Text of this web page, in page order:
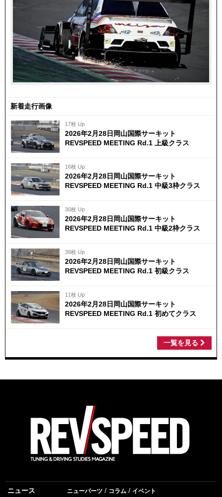
新着走行画像
17枚 Up
2026年2月28日岡山国際サーキット
REVSPEED MEETING Rd.1 上級クラス
16枚 Up
2026年2月28日岡山国際サーキット
REVSPEED MEETING Rd.1 中級3枠クラス
30枚 Up
2026年2月28日岡山国際サーキット
REVSPEED MEETING Rd.1 中級2枠クラス
39枚 Up
2026年2月28日岡山国際サーキット
REVSPEED MEETING Rd.1 初級クラス
11枚 Up
2026年2月28日岡山国際サーキット
REVSPEED MEETING Rd.1 初めてクラス
一覧を見る
ニュース ニューパーツ コラム イベント